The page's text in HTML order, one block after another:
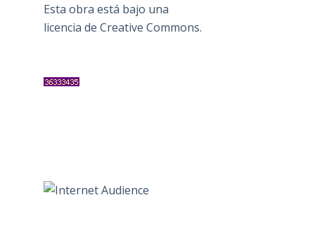
Esta obra está bajo una
licencia de Creative Commons.